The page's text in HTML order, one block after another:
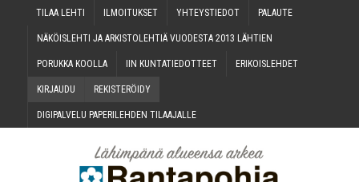
TILAA LEH­TI ILMOI­TUK­SET YHTEYS­TIE­DOT PALAU­TE
NÄKÖIS­LEH­TI JA ARKIS­TO­LEH­TIÄ VUO­DES­TA 2013 LÄHTIEN
PORUK­KA KOOLLA IIN KUN­TA­TIE­DOT­TEET ERI­KOIS­LEH­DET
KIR­JAU­DU REKIS­TE­RÖI­DY
DIGI­PAL­VE­LU PAPE­RI­LEH­DEN TILAAJALLE